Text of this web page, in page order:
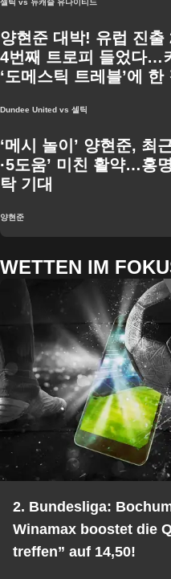
셀틱 vs 뉴캐슬 유나이티드
양현준 대박! 유럽 진출
4번째 트로피 들었다…
‘도메스틱 트레블’에 한
Dundee United vs 셀틱
‘메시 놀이’ 양현준, 최
·5도움’ 미친 활약…홍
탁 기대
양현준
WETTEN IM
2. Bundesliga:
Winamax boostet die
treffen” auf 14,50!